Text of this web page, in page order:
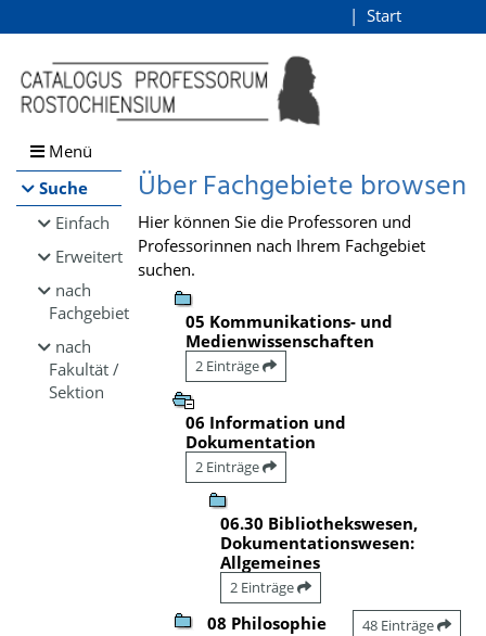
Browsen
direkt zum Inhalt
Start
Menü
Suche
Einfach
Erweitert
nach
Fachgebiet
nach
Fakultät /
Sektion
Über Fachgebiete browsen
Hier können Sie die Professoren und
Professorinnen nach Ihrem Fachgebiet
suchen.
05 Kommunikations- und
Medienwissenschaften
2 Einträge
06 Information und
Dokumentation
2 Einträge
06.30 Bibliothekswesen,
Dokumentationswesen:
Allgemeines
2 Einträge
08 Philosophie 48 Einträge